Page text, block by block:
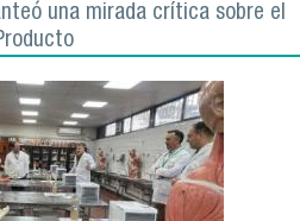
una mirada crítica sobre el